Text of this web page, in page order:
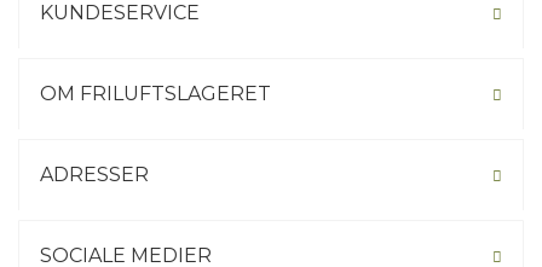
KUNDESERVICE
OM FRILUFTSLAGERET
ADRESSER
SOCIALE MEDIER